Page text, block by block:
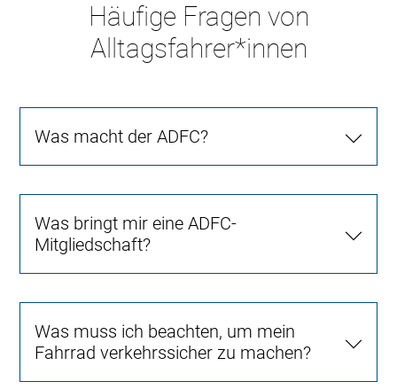
Häufige Fragen von
Alltagsfahrer*innen
Was macht der ADFC?
Was bringt mir eine ADFC-
Mitgliedschaft?
Was muss ich beachten, um mein
Fahrrad verkehrssicher zu machen?